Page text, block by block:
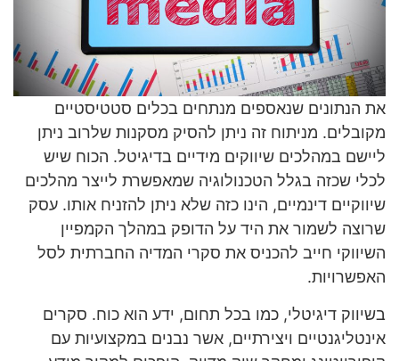
את הנתונים שנאספים מנתחים בכלים סטטיסטיים
מקובלים. מניתוח זה ניתן להסיק מסקנות שלרוב ניתן
ליישם במהלכים שיווקים מידיים בדיגיטל. הכוח שיש
לכלי שכזה בגלל הטכנולוגיה שמאפשרת לייצר מהלכים
שיווקיים דינמיים, הינו כזה שלא ניתן להזניח אותו. עסק
שרוצה לשמור את היד על הדופק במהלך הקמפיין
השיווקי חייב להכניס את סקרי המדיה החברתית לסל
האפשרויות.
בשיווק דיגיטלי, כמו בכל תחום, ידע הוא כוח. סקרים
אינטליגנטיים ויצירתיים, אשר נבנים במקצועיות עם